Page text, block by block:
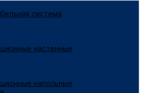
система
настенные
напольные